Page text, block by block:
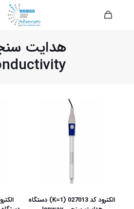
هدایت
الکترود کد 027013 (K=1) دستگاه